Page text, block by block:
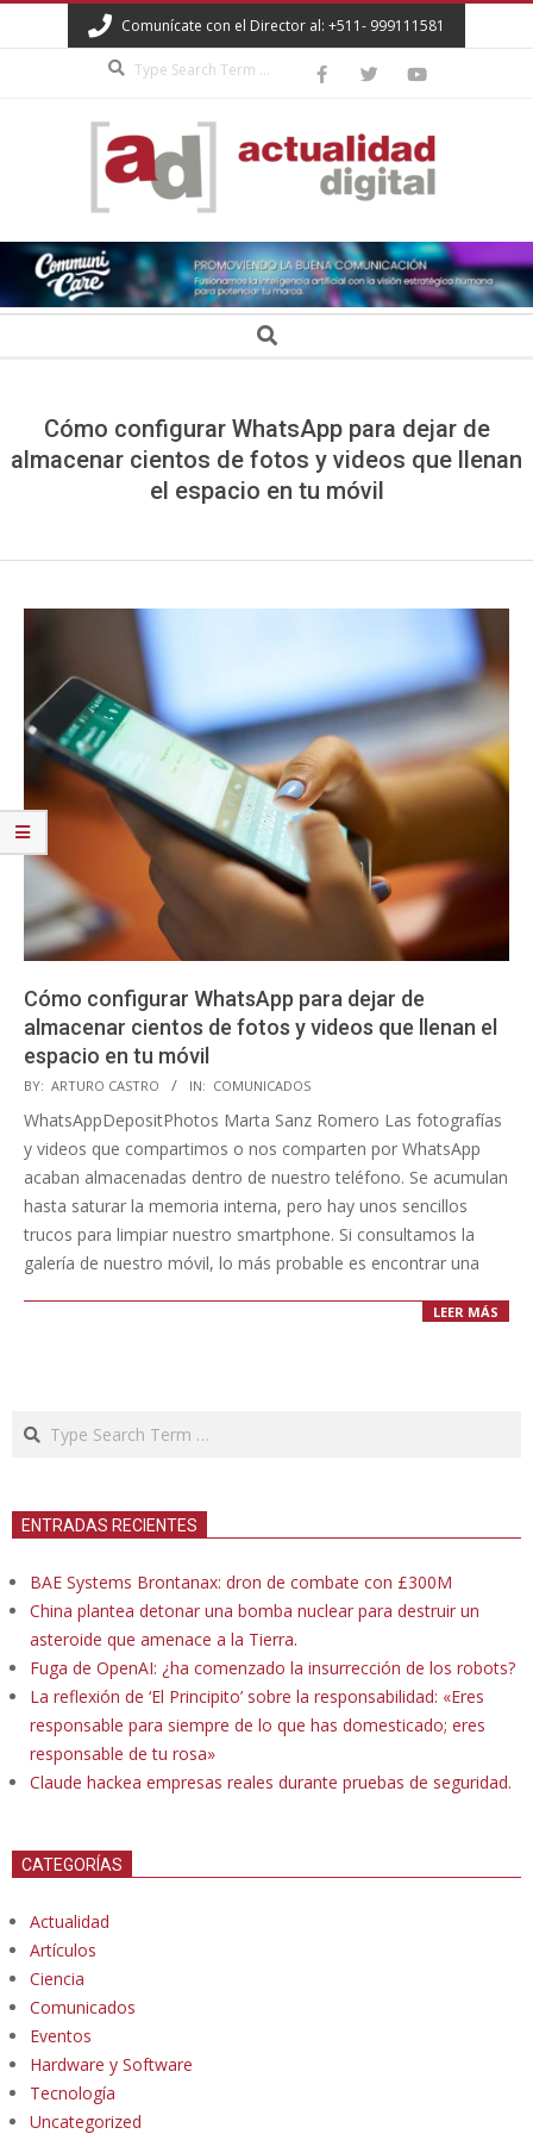
to
Comunícate con el Director al: +511- 999111581
ACTUALIDAD
DIGITAL Search
Cómo configurar WhatsApp para dejar de
almacenar cientos de fotos y videos que llenan
el espacio en tu móvil
Cómo configurar WhatsApp para dejar de
almacenar cientos de fotos y videos que llenan el
espacio en tu móvil
2020-
11-
BY: ARTURO CASTRO IN: COMUNICADOS
WhatsAppDepositPhotos Marta Sanz Romero Las fotografías
y videos que compartimos o nos comparten por WhatsApp
acaban almacenadas dentro de nuestro teléfono. Se acumulan
hasta saturar la memoria interna, pero hay unos sencillos
trucos para limpiar nuestro smartphone. Si consultamos la
galería de nuestro móvil, lo más probable es encontrar una
LEER MÁS
Search
ENTRADAS RECIENTES
BAE Systems Brontanax: dron de combate con £300M
China plantea detonar una bomba nuclear para destruir un
asteroide que amenace a la Tierra.
Fuga de OpenAI: ¿ha comenzado la insurrección de los robots?
La reflexión de ‘El Principito’ sobre la responsabilidad: «Eres
responsable para siempre de lo que has domesticado; eres
responsable de tu rosa»
Claude hackea empresas reales durante pruebas de seguridad.
CATEGORÍAS
Actualidad
Artículos
Ciencia
Comunicados
Eventos
Hardware y Software
Tecnología
Uncategorized